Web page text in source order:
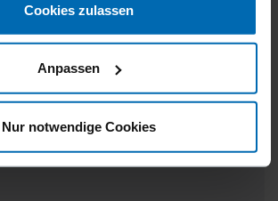
Cookies zulassen
Anpassen
Nur notwendige Cookies